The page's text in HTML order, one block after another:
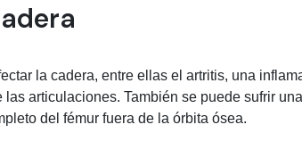
la cadera, entre ellas el artritis, una
articulaciones. También se puede sufrir
del fémur fuera de la órbita ósea.